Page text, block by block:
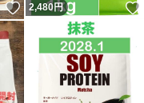
いいね！
2,480円